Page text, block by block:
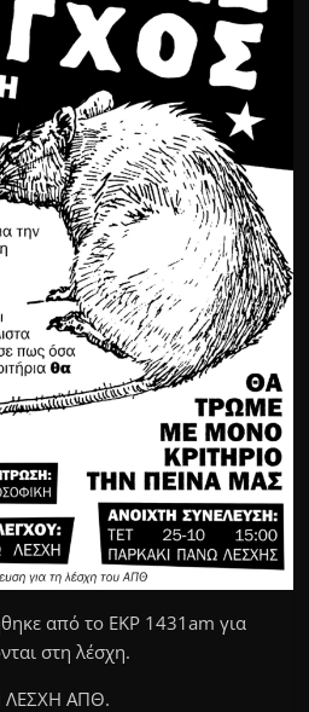
από το ΕΚΡ 1431am για
στη λέσχη.
ΛΕΣΧΗ ΑΠΘ.